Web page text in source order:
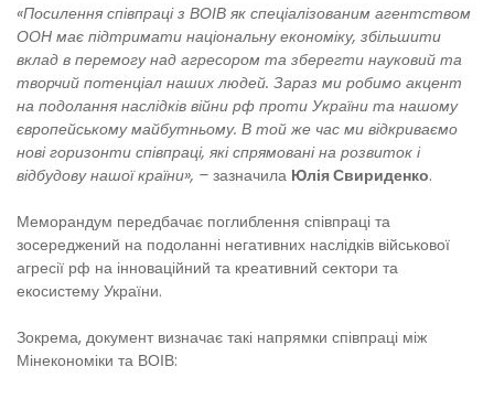
«Посилення співпраці з ВОІВ як спеціалізованим агентством
ООН має підтримати національну економіку, збільшити
вклад в перемогу над агресором та зберегти науковий та
творчий потенціал наших людей. Зараз ми робимо акцент
на подолання наслідків війни рф проти України та нашому
європейському майбутньому. В той же час ми відкриваємо
нові горизонти співпраці, які спрямовані на розвиток і
відбудову нашої країни», – зазначила Юлія Свириденко.
Меморандум передбачає поглиблення співпраці та
зосереджений на подоланні негативних наслідків військової
агресії рф на інноваційний та креативний сектори та
екосистему України.
Зокрема, документ визначає такі напрямки співпраці між
Мінекономіки та ВОІВ: